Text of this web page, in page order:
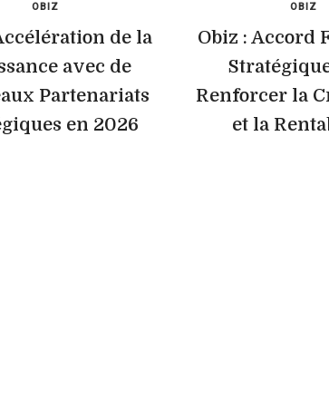
OBIZ
de la
avec de
Partenariats
en 2026
OBIZ
Obiz : Accord
Renforcer la
et la